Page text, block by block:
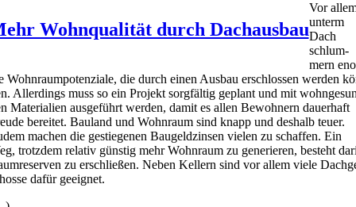
Wohnqualität durch Dachausbau
Vor
unterm
Dach
schlum­
mern
Wohn­raum­po­ten­zia­le, die durch einen Aus­bau erschlos­sen wer­den
Aller­dings muss so ein Pro­jekt sorg­fäl­tig geplant und mit
Mate­ria­li­en aus­ge­führt wer­den, damit es allen Bewoh­nern dau­er­haft
berei­tet. Bau­land und Wohn­raum sind knapp und des­halb teu­er.
machen die gestie­ge­nen Bau­geld­zin­sen vie­len zu schaf­fen. Ein
trotz­dem rela­tiv güns­tig mehr Wohn­raum zu gene­rie­ren, besteht
zu erschlie­ßen. Neben Kel­lern sind vor allem vie­le
dafür geeig­net.